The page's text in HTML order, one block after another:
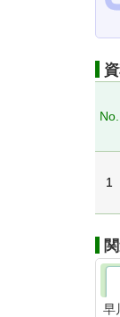
No.
1
早